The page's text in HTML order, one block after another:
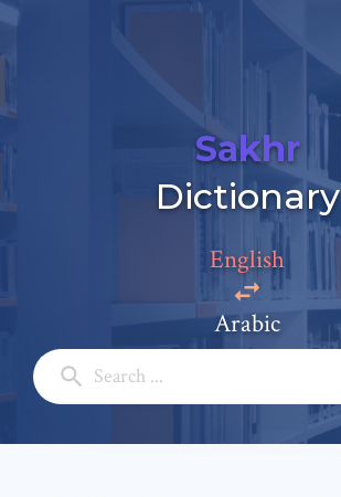
Sakhr
Dictionary
English
Arabic
Add a comment
Full Name: *